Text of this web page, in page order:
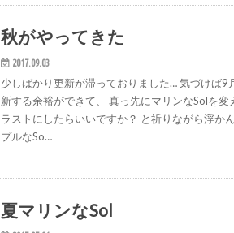
秋がやってきた
2017.09.03
少しばかり更新が滞っておりました… 気づけば9
新する余裕ができて、 真っ先にマリンなSolを変
ラストにしたらいいですか？ と祈りながら浮か
プルなSo…
夏マリンなSol